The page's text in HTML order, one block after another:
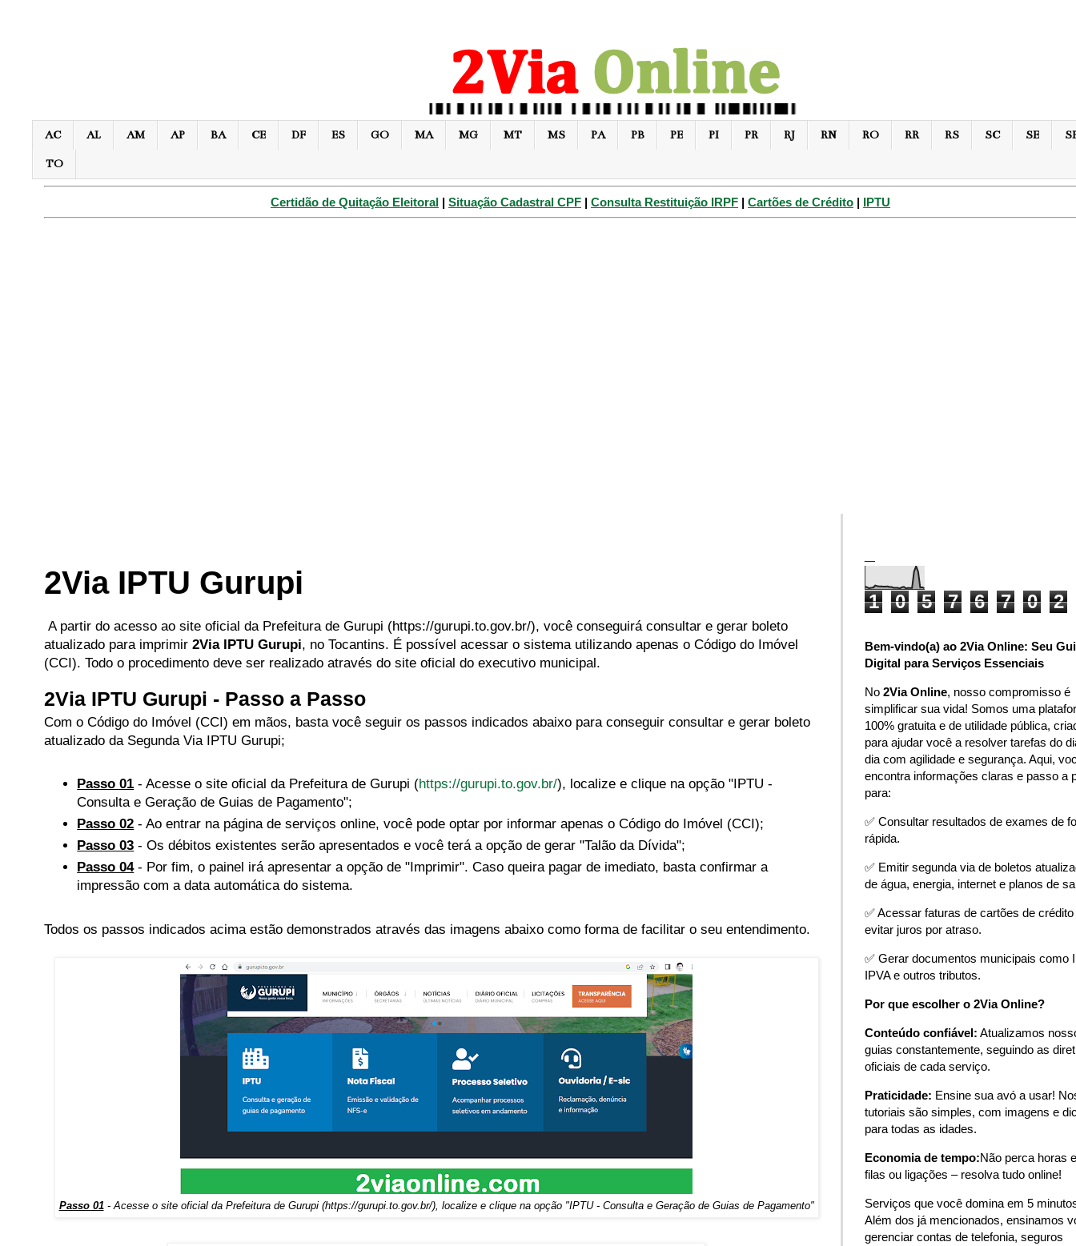
AC AL AM AP BA CE DF ES GO MA MG MT MS PA PB PE PI PR RJ RN RO RR RS SC SE
TO
Certidão de Quitação Eleitoral | Situação Cadastral CPF | Consulta Restituição IRPF | Cartões de Crédito | IPTU
2Via IPTU Gurupi
A partir do acesso ao site oficial da Prefeitura de Gurupi (https://gurupi.to.gov.br/), você conseguirá consultar e gerar boleto
atualizado para imprimir 2Via IPTU Gurupi, no Tocantins. É possível acessar o sistema utilizando apenas o Código do Imóvel
(CCI). Todo o procedimento deve ser realizado através do site oficial do executivo municipal.
2Via IPTU Gurupi - Passo a Passo
Com o Código do Imóvel (CCI) em mãos, basta você seguir os passos indicados abaixo para conseguir consultar e gerar boleto
atualizado da Segunda Via IPTU Gurupi;
Passo 01 - Acesse o site oficial da Prefeitura de Gurupi (https://gurupi.to.gov.br/), localize e clique na opção "IPTU -
Consulta e Geração de Guias de Pagamento";
Passo 02 - Ao entrar na página de serviços online, você pode optar por informar apenas o Código do Imóvel (CCI);
Passo 03 - Os débitos existentes serão apresentados e você terá a opção de gerar "Talão da Dívida";
Passo 04- Por fim, o painel irá apresentar a opção de "Imprimir". Caso queira pagar de imediato, basta confirmar a
impressão com a data automática do sistema.
Todos os passos indicados acima estão demonstrados através das imagens abaixo como forma de facilitar o seu entendimento.
Passo 01- Acesse o site oficial da Prefeitura de Gurupi (https://gurupi.to.gov.br/), localize e clique na opção "IPTU - Consulta e Geração de Guias de Pagamento"
1 0 5 7 6 7 0 2
Bem-vindo(a) ao 2Via Online: Seu
Digital para Serviços Essenciais
No 2Via Online, nosso compromisso é
simplificar sua vida! Somos uma
100% gratuita e de utilidade pública,
para ajudar você a resolver tarefas do
dia com agilidade e segurança. Aqui,
encontra informações claras e passo a
para:
✅ Consultar resultados de exames de
rápida.
✅ Emitir segunda via de boletos
de água, energia, internet e planos de
✅ Acessar faturas de cartões de crédito
evitar juros por atraso.
✅ Gerar documentos municipais como
IPVA e outros tributos.
Por que escolher o 2Via Online?
Conteúdo confiável: Atualizamos
guias constantemente, seguindo as
oficiais de cada serviço.
Praticidade: Ensine sua avó a usar!
tutoriais são simples, com imagens e
para todas as idades.
Economia de tempo:Não perca horas
filas ou ligações – resolva tudo online!
Serviços que você domina em 5
Além dos já mencionados, ensinamos
gerenciar contas de telefonia, seguros